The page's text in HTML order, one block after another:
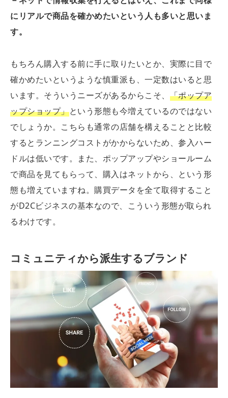
にリアルで商品を確かめたいという人も多いと思いま
す。
もちろん購入する前に手に取りたいとか、実際に目で
確かめたいというような慎重派も、一定数はいると思
います。そういうニーズがあるからこそ、 「ポップア
ップショップ」という形態も今増えているのではない
でしょうか。こちらも通常の店舗を構えることと比較
するとランニングコストがかからないため、参入ハー
ドルは低いです。また、ポップアップやショールーム
で商品を見てもらって、購入はネットから、という形
態も増えていますね。購買データを全て取得すること
がD2Cビジネスの基本なので、こういう形態が取られ
るわけです。
コミュニティから派生するブランド